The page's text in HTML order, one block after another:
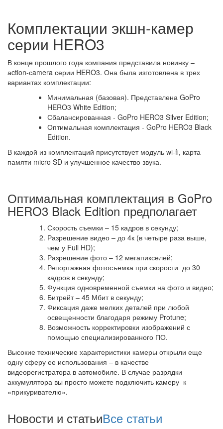
Комплектации экшн-камер
серии HERO3
В конце прошлого года компания представила новинку –
аction-сamera серии HERO3. Она была изготовлена в трех
вариантах комплектации:
Минимальная (базовая). Представлена GoPro
HERO3 White Edition;
Сбалансированная - GoPro HERO3 Silver Edition;
Оптимальная комплектация - GoPro HERO3 Black
Edition.
В каждой из комплектаций присутствует модуль wi-fi, карта
памяти micro SD и улучшенное качество звука.
Оптимальная комплектация в GoPro
HERO3 Black Edition предполагает
Скорость съемки – 15 кадров в секунду;
Разрешение видео – до 4к (в четыре раза выше,
чем у Full HD);
Разрешение фото – 12 мегапикселей;
Репортажная фотосъемка при скорости до 30
кадров в секунду;
Функция одновременной съемки на фото и видео;
Битрейт – 45 Мбит в секунду;
Фиксация даже мелких деталей при любой
освещенности благодаря режиму Protune;
Возможность корректировки изображений с
помощью специализированного ПО.
Высокие технические характеристики камеры открыли еще
одну сферу ее использования – в качестве
видеорегистратора в автомобиле. В случае разрядки
аккумулятора вы просто можете подключить камеру к
«прикуривателю».
Новости и статьиВсе статьи